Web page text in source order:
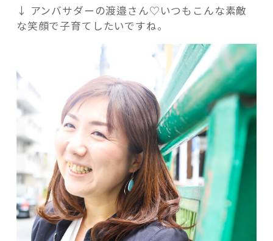
↓ アンバサダーの渡邉さん♡いつもこんな素敵
な笑顔で子育てしたいですね。